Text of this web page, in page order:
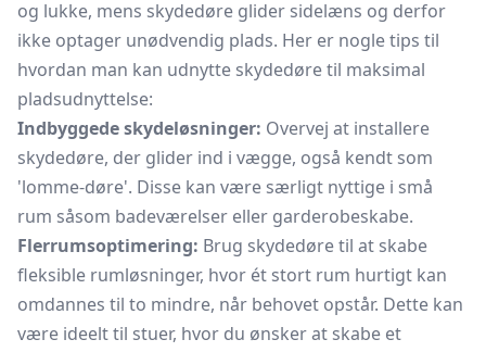
og lukke, mens skydedøre glider sidelæns og derfor
ikke optager unødvendig plads. Her er nogle tips til
hvordan man kan udnytte skydedøre til maksimal
pladsudnyttelse:
Indbyggede skydeløsninger: Overvej at installere
skydedøre, der glider ind i vægge, også kendt som
'lomme-døre'. Disse kan være særligt nyttige i små
rum såsom badeværelser eller garderobeskabe.
Flerrumsoptimering: Brug skydedøre til at skabe
fleksible rumløsninger, hvor ét stort rum hurtigt kan
omdannes til to mindre, når behovet opstår. Dette kan
være ideelt til stuer, hvor du ønsker at skabe et